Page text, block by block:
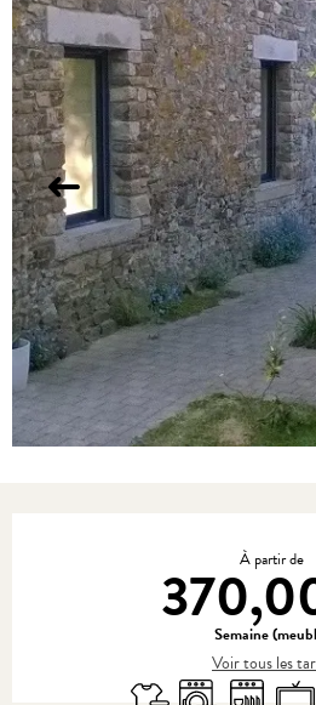
À partir de
Semaine
Voir tous les
Draps et lingeLave lingeLave vaisselle